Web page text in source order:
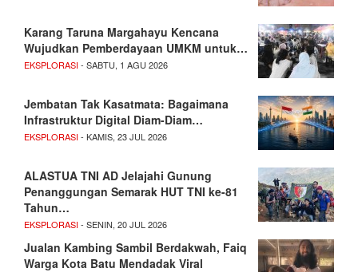
Karang Taruna Margahayu Kencana
Wujudkan Pemberdayaan UMKM untuk…
EKSPLORASI- SABTU, 1 AGU 2026
Jembatan Tak Kasatmata: Bagaimana
Infrastruktur Digital Diam-Diam…
EKSPLORASI- KAMIS, 23 JUL 2026
ALASTUA TNI AD Jelajahi Gunung
Penanggungan Semarak HUT TNI ke-81
Tahun…
EKSPLORASI- SENIN, 20 JUL 2026
Jualan Kambing Sambil Berdakwah, Faiq
Warga Kota Batu Mendadak Viral